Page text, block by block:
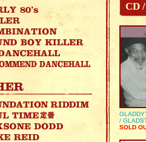
CD
/
SOLD